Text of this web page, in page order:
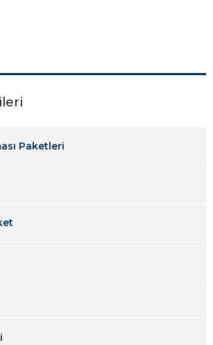
Paketleri